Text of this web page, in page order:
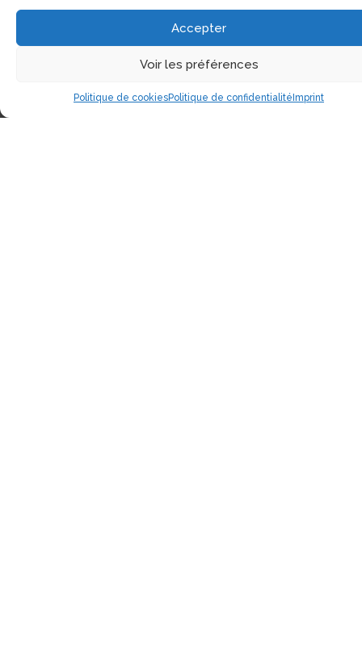
Accepter
Voir les préférences
Politique de cookiesPolitique de confidentialité Imprint
info@electrolibre.ca